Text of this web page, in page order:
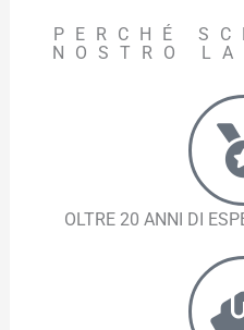
PERCHÉ
NOSTRO
OLTRE 20 ANNI DI